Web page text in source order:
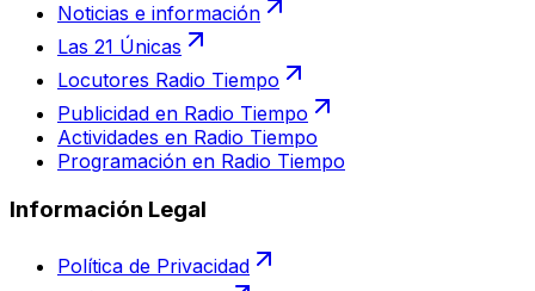
Noticias e información
Las 21 Únicas
Locutores Radio Tiempo
Publicidad en Radio Tiempo
Actividades en Radio Tiempo
Programación en Radio Tiempo
Información Legal
Política de Privacidad